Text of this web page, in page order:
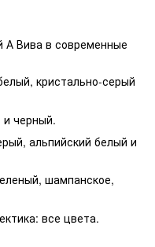
А Вива в современные
кристально-серый
черный.
альпийский белый и
шампанское,
все цвета.